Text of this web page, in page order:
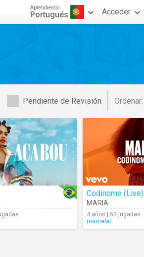
Aprendiendo
Portugués Acceder
Pendiente de Revisión Ordenar:
Codinome (Live)
MARIA
4 años | 53 jugadas
marcelat